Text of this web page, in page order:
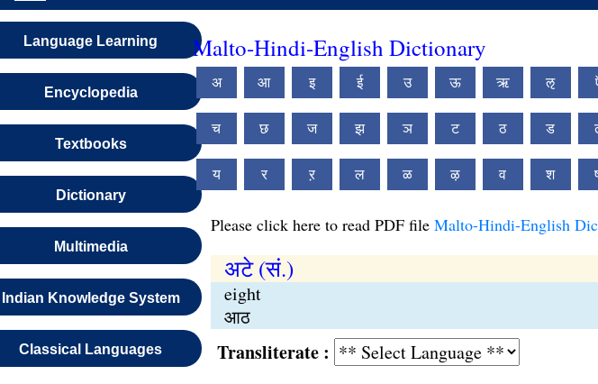
Language Learning
Encyclopedia
Textbooks
Dictionary
Multimedia
Indian Knowledge System
Classical Languages
Malto-Hindi-English Dictionary
अ आ इ ई उ ऊ ऋ ऌ
च छ ज झ ञ ट ठ ड
य र ऱ ल ळ ऴ व श
Please click here to read PDF file Malto-Hindi-English
अटे (सं.)
eight
आठ
Transliterate :